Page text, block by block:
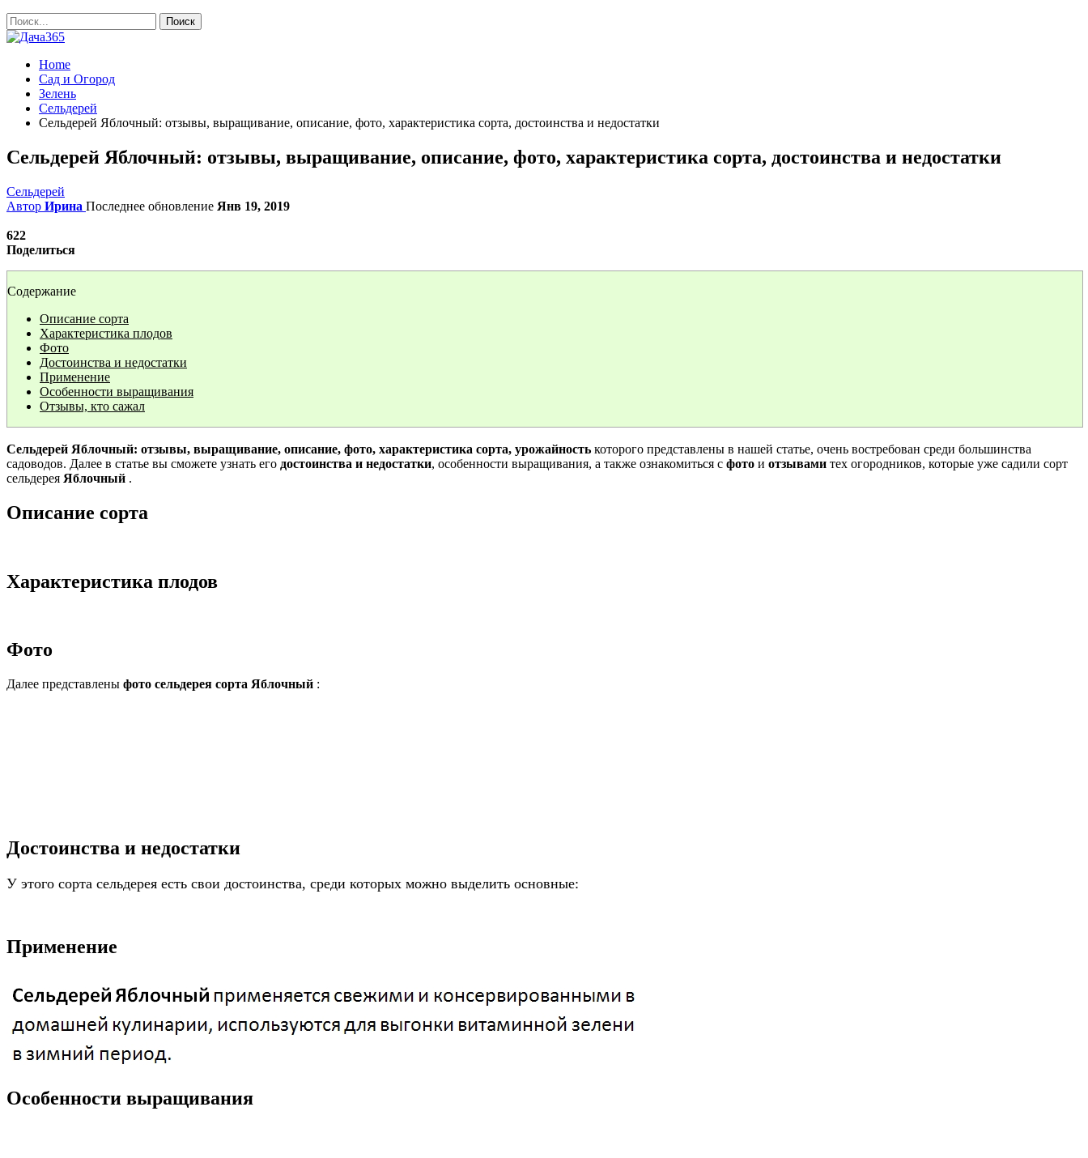
Home
Сад и Огород
Зелень
Сельдерей
Cельдерей Яблочный: отзывы, выращивание, описание, фото, характеристика сорта, достоинства и недостатки
Cельдерей Яблочный: отзывы, выращивание, описание, фото, характеристика сорта, достоинства и недостатки
Сельдерей
Автор Ирина Последнее обновление Янв 19, 2019
622
Поделиться
Содержание
Описание сорта
Характеристика плодов
Фото
Достоинства и недостатки
Применение
Особенности выращивания
Отзывы, кто сажал
Cельдерей Яблочный: отзывы, выращивание, описание, фото, характеристика сорта, урожайность которого представлены в нашей статье, очень востребован среди большинства
садоводов. Далее в статье вы сможете узнать его достоинства и недостатки, особенности выращивания, а также ознакомиться с фото и отзывами тех огородников, которые уже садили сорт
сельдерея Яблочный .
Описание сорта
Характеристика плодов
Фото
Далее представлены фото сельдерея сорта Яблочный :
Достоинства и недостатки
У этого сорта сельдерея есть свои достоинства, среди которых можно выделить основные:
Применение
Особенности выращивания